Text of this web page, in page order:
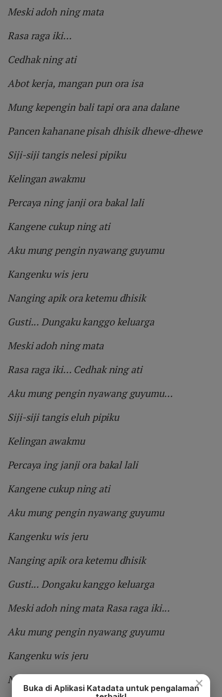
Meski adoh ning mata
Rasa raga iki...
Cedhak ning ati
Abot kerja, mangan pun ora isa
Mung kepengin bali tapi ora ana dalane
Pancen kahanane pisah dhisik dhewe-dhewe
Siji-siji tangis nelesi pipiku
Kelingan awakmu
Percaya ning janji ora bakal lali
Kangene cukup ning ati
Aku mung pengin nyawang guyumu
Kangenku wis jeru
Nanging apik ora ketemu dhisik
Gusti... Dungaku kanggo keluarga
Meski adoh ning mata
Rasa raga iki... Cedhak ning ati
Aku mung pengin nyawang guyumu...
Siji-siji tangis eluh pipiku
Kelingan awakmu
Percaya ing janji ora bakal lali
Kangene cukup ning ati
Aku mung pengin nyawang guyumu
Kangenku wis jeru
Nanging apik ora ketemu dhisik
Gusti... Dongaku kanggo keluarga
Meski adoh ning mata Rasa raga iki...
Aku mung pengin nyawang guyumu
Kangenku wis jeru
Nanging apik ora ketemu dhisik
×
Buka di Aplikasi Katadata untuk pengalaman